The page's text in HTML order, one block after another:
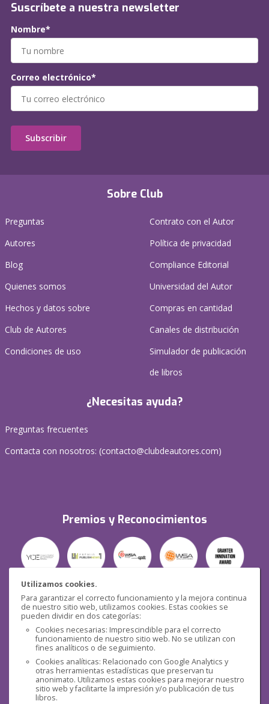
Utilizamos cookies.
Para garantizar el correcto funcionamiento y la mejora continua
de nuestro sitio web, utilizamos cookies. Estas cookies se
pueden dividir en dos categorías:
Cookies necesarias: Imprescindible para el correcto
funcionamiento de nuestro sitio web. No se utilizan con
fines analíticos o de seguimiento.
Cookies analíticas: Relacionado con Google Analytics y
otras herramientas estadísticas que preservan tu
anonimato. Utilizamos estas cookies para mejorar nuestro
sitio web y facilitarte la impresión y/o publicación de tus
libros.
Sobre Club
Preguntas
Autores
Blog
Quienes somos
Hechos y datos sobre
Club de Autores
Condiciones de uso
Contrato con el Autor
Política de privacidad
Compliance Editorial
Universidad del Autor
Compras en cantidad
Canales de distribución
Simulador de publicación
de libros
¿Necesitas ayuda?
Preguntas frecuentes
Contacta con nosotros: (contacto@clubdeautores.com)
Premios y Reconocimientos
Seguridad
Redes sociales
Suscríbete a nuestra newsletter
Nombre*
Correo electrónico*
Subscribir